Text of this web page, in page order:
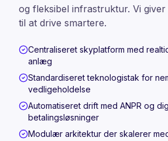
og fleksibel infrastruktur. Vi
til at drive smartere.
Centraliseret skyplatform med
anlæg
Standardiseret teknologistak for
vedligeholdelse
Automatiseret drift med ANPR og
betalingsløsninger
Modulær arkitektur der skalerer